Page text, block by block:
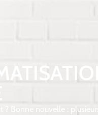
Bonne nouvelle :